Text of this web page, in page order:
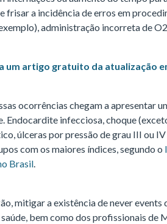
frisar a incidência de erros em
administração incorreta de
um artigo gratuito da atualização
ocorrências chegam a apresentar
Endocardite infecciosa, choque
úlceras por pressão de grau III ou
com os maiores índices, segundo o
Brasil.
mitigar a existência de never
bem como dos profissionais de